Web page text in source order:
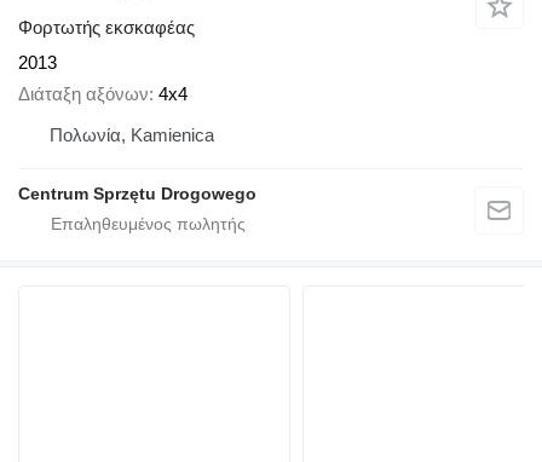
Φορτωτής εκσκαφέας
2013
Διάταξη αξόνων 4x4
Πολωνία, Kamienica
Centrum Sprzętu Drogowego